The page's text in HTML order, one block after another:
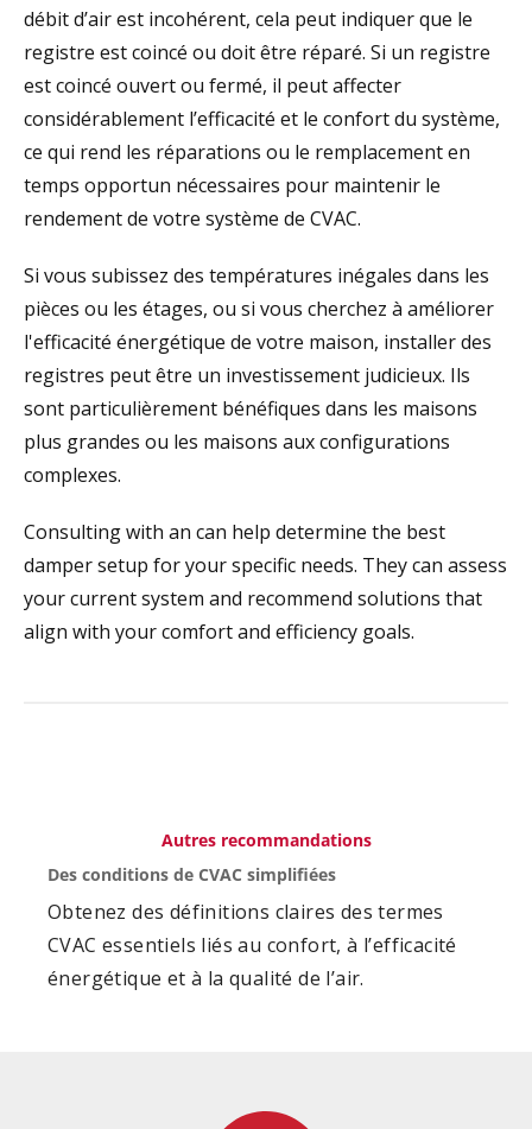
débit d’air est incohérent, cela peut indiquer que le
registre est coincé ou doit être réparé. Si un registre
est coincé ouvert ou fermé, il peut affecter
considérablement l’efficacité et le confort du système,
ce qui rend les réparations ou le remplacement en
temps opportun nécessaires pour maintenir le
rendement de votre système de CVAC.
Si vous subissez des températures inégales dans les
pièces ou les étages, ou si vous cherchez à améliorer
l'efficacité énergétique de votre maison, installer des
registres peut être un investissement judicieux. Ils
sont particulièrement bénéfiques dans les maisons
plus grandes ou les maisons aux configurations
complexes.
Consulting with an can help determine the best
damper setup for your specific needs. They can assess
your current system and recommend solutions that
align with your comfort and efficiency goals.
Autres recommandations
Des conditions de CVAC simplifiées
Obtenez des définitions claires des termes
CVAC essentiels liés au confort, à l’efficacité
énergétique et à la qualité de l’air.